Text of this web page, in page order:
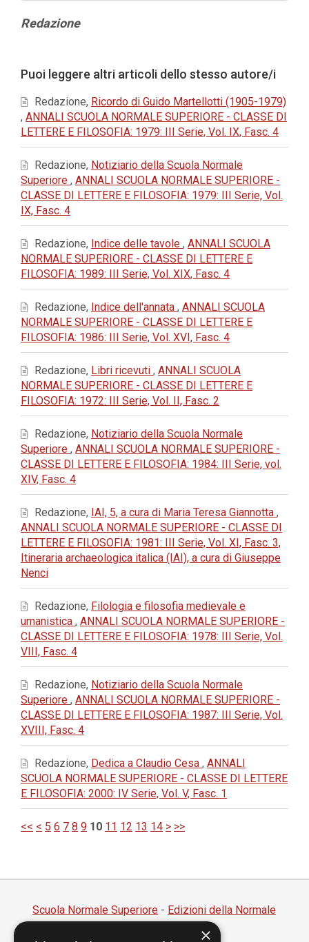
Contenuto
Redazione
dell'articolo
Puoi leggere altri articoli dello stesso autore/i
Redazione, Ricordo di Guido Martellotti (1905-1979)
, ANNALI SCUOLA NORMALE SUPERIORE - CLASSE DI
LETTERE E FILOSOFIA: 1979: III Serie, Vol. IX, Fasc. 4
Redazione, Notiziario della Scuola Normale
Superiore , ANNALI SCUOLA NORMALE SUPERIORE -
CLASSE DI LETTERE E FILOSOFIA: 1979: III Serie, Vol.
IX, Fasc. 4
Redazione, Indice delle tavole , ANNALI SCUOLA
NORMALE SUPERIORE - CLASSE DI LETTERE E
FILOSOFIA: 1989: III Serie, Vol. XIX, Fasc. 4
Redazione, Indice dell'annata , ANNALI SCUOLA
NORMALE SUPERIORE - CLASSE DI LETTERE E
FILOSOFIA: 1986: III Serie, Vol. XVI, Fasc. 4
Redazione, Libri ricevuti , ANNALI SCUOLA
NORMALE SUPERIORE - CLASSE DI LETTERE E
FILOSOFIA: 1972: III Serie, Vol. II, Fasc. 2
Redazione, Notiziario della Scuola Normale
Superiore , ANNALI SCUOLA NORMALE SUPERIORE -
CLASSE DI LETTERE E FILOSOFIA: 1984: III Serie, vol.
XIV, Fasc. 4
Redazione, IAI, 5, a cura di Maria Teresa Giannotta ,
ANNALI SCUOLA NORMALE SUPERIORE - CLASSE DI
LETTERE E FILOSOFIA: 1981: III Serie, Vol. XI, Fasc. 3,
Itineraria archaeologica italica (IAI), a cura di Giuseppe
Nenci
Redazione, Filologia e filosofia medievale e
umanistica , ANNALI SCUOLA NORMALE SUPERIORE -
CLASSE DI LETTERE E FILOSOFIA: 1978: III Serie, Vol.
VIII, Fasc. 4
Redazione, Notiziario della Scuola Normale
Superiore , ANNALI SCUOLA NORMALE SUPERIORE -
CLASSE DI LETTERE E FILOSOFIA: 1987: III Serie, Vol.
XVIII, Fasc. 4
Redazione, Dedica a Claudio Cesa , ANNALI
SCUOLA NORMALE SUPERIORE - CLASSE DI LETTERE
E FILOSOFIA: 2000: IV Serie, Vol. V, Fasc. 1
<< < 5 6 7 8 9 10 11 12 13 14 > >>
Scuola Normale Superiore - Edizioni della Normale
Piazza dei Cavalieri, 7 - 56126 Pisa×